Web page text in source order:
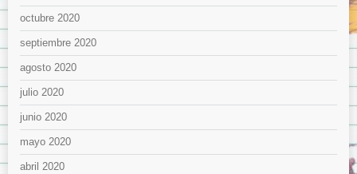
octubre 2020
septiembre 2020
agosto 2020
julio 2020
junio 2020
mayo 2020
abril 2020